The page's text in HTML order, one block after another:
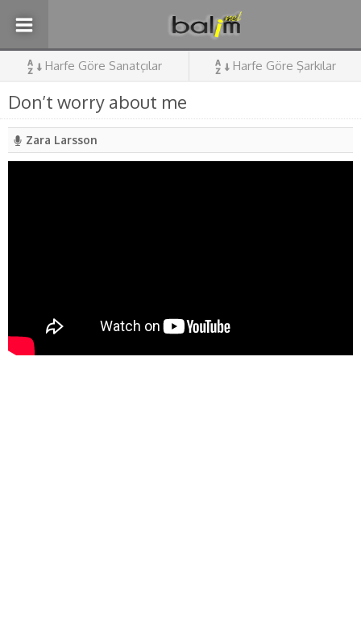
Harfe Göre Sanatçılar Harfe Göre Şarkılar
Don’t worry about me
Zara Larsson